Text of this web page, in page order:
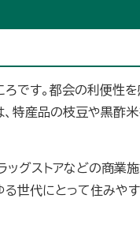
です。都会の利便性
特産品の枝豆や黒酢
グストアなどの商業
世代にとって住みやす